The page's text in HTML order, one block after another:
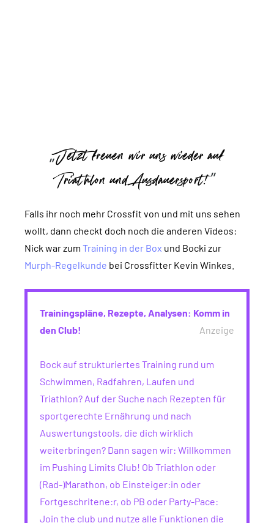
Jetzt freuen wir uns wieder auf
Triathlon und Ausdauersport!
Falls ihr noch mehr Crossfit von und mit uns sehen
wollt, dann checkt doch noch die anderen Videos:
Nick war zum Training in der Box und Bocki zur
Murph-Regelkunde bei Crossfitter Kevin Winkes.
Trainingspläne, Rezepte, Analysen: Komm in
den Club!
Anzeige
Bock auf strukturiertes Training rund um
Schwimmen, Radfahren, Laufen und
Triathlon? Auf der Suche nach Rezepten für
sportgerechte Ernährung und nach
Auswertungstools, die dich wirklich
weiterbringen? Dann sagen wir: Willkommen
im Pushing Limits Club! Ob Triathlon oder
(Rad-)Marathon, ob Einsteiger:in oder
Fortgeschritene:r, ob PB oder Party-Pace:
Join the club und nutze alle Funktionen die